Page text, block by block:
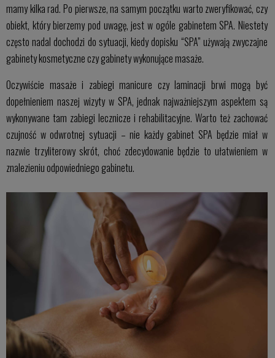
mamy kilka rad. Po pierwsze, na samym początku warto zweryfikować, czy
obiekt, który bierzemy pod uwagę, jest w ogóle gabinetem SPA. Niestety
często nadal dochodzi do sytuacji, kiedy dopisku “SPA” używają zwyczajne
gabinety kosmetyczne czy gabinety wykonujące masaże.
Oczywiście masaże i zabiegi manicure czy laminacji brwi mogą być
dopełnieniem naszej wizyty w SPA, jednak najważniejszym aspektem są
wykonywane tam zabiegi lecznicze i rehabilitacyjne. Warto też zachować
czujność w odwrotnej sytuacji – nie każdy gabinet SPA będzie miał w
nazwie trzyliterowy skrót, choć zdecydowanie będzie to ułatwieniem w
znalezieniu odpowiedniego gabinetu.